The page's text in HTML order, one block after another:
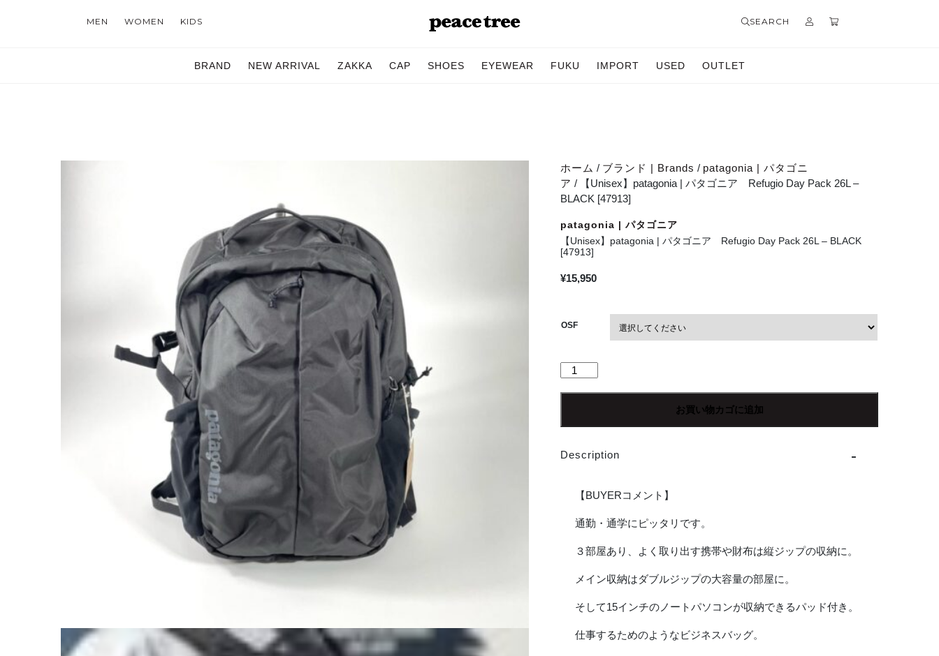
MEN WOMEN KIDS SEARCH
BRAND NEW ARRIVAL ZAKKA CAP SHOES EYEWEAR FUKU IMPORT USED OUTLET
ホーム / ブランド | Brands / patagonia | パタゴニ
ア / 【Unisex】patagonia | パタゴニア Refugio Day Pack 26L –
BLACK [47913]
patagonia | パタゴニア
【Unisex】patagonia | パタゴニア Refugio Day Pack 26L – BLACK
[47913]
¥15,950
OSF
【Unisex】
タ
ニ
Refugio
Pack
[47913]
お買い物カゴに追加
Description
【BUYERコメント】
通勤・通学にピッタリです。
３部屋あり、よく取り出す携帯や財布は縦ジップの収納に。
メイン収納はダブルジップの大容量の部屋に。
そして15インチのノートパソコンが収納できるパッド付き。
仕事するためのようなビジネスバッグ。